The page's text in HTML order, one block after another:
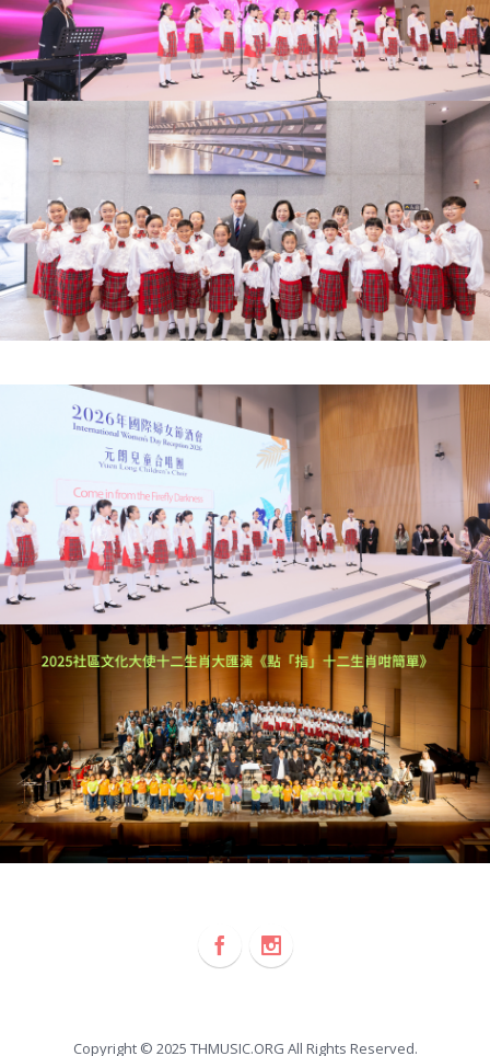
Copyright © 2025 THMUSIC.ORG All Rights Reserved.